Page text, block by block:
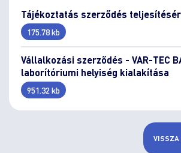
Tájékoztatás szerződés
175.78 kb
Vállalkozási szerződés - VAR-TEC
laborítóriumi helyiség kialakítása
951.32 kb
VISSZA